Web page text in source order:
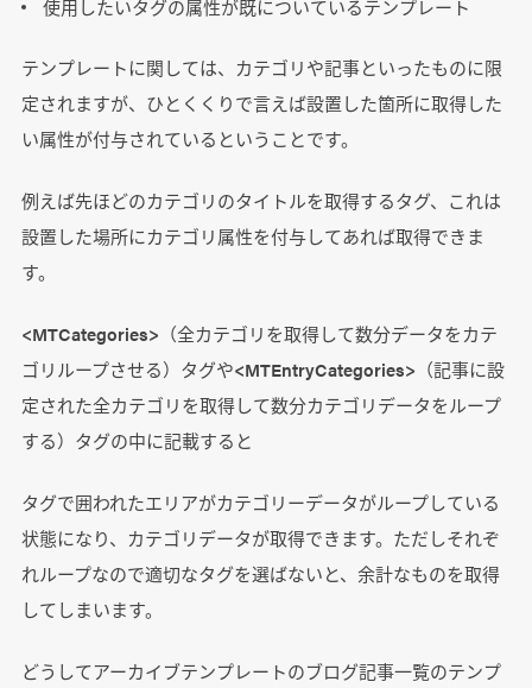
使用したいタグの属性が既についているテンプレート
テンプレートに関しては、カテゴリや記事といったものに限
定されますが、ひとくくりで言えば設置した箇所に取得した
い属性が付与されているということです。
例えば先ほどのカテゴリのタイトルを取得するタグ、これは
設置した場所にカテゴリ属性を付与してあれば取得できま
す。
<MTCategories>（全カテゴリを取得して数分データをカテ
ゴリループさせる）タグや<MTEntryCategories>（記事に設
定された全カテゴリを取得して数分カテゴリデータをループ
する）タグの中に記載すると
タグで囲われたエリアがカテゴリーデータがループしている
状態になり、カテゴリデータが取得できます。ただしそれぞ
れループなので適切なタグを選ばないと、余計なものを取得
してしまいます。
どうしてアーカイブテンプレートのブログ記事一覧のテンプ